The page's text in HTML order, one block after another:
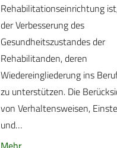
Rehabilitationseinrichtung
der Verbesserung des
Gesundheitszustandes der
Rehabilitanden, deren
Wiedereingliederung ins
zu unterstützen. Die
von Verhaltensweisen,
und…